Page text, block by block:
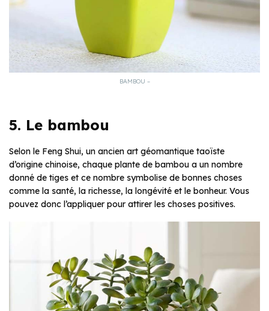
BAMBOU –
5. Le bambou
Selon le Feng Shui, un ancien art géomantique taoïste
d’origine chinoise, chaque plante de bambou a un nombre
donné de tiges et ce nombre symbolise de bonnes choses
comme la santé, la richesse, la longévité et le bonheur. Vous
pouvez donc l’appliquer pour attirer les choses positives.